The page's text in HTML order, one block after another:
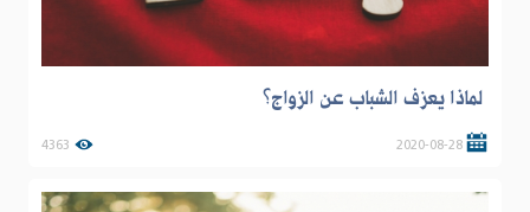
لماذا يعزف الشباب عن الزواج؟
2020-08-28
4363